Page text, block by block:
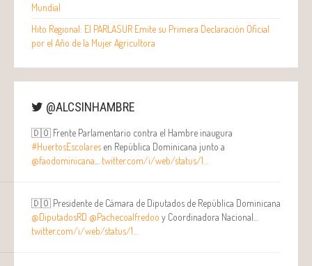
Mundial
Hito Regional: El PARLASUR Emite su Primera Declaración Oficial
por el Año de la Mujer Agricultora
@ALCSINHAMBRE
🇩🇴 Frente Parlamentario contra el Hambre inaugura
#HuertosEscolares en República Dominicana junto a
@faodominicana
twitter.com/i/web/status/1…
🇩🇴 Presidente de Cámara de Diputados de República Dominicana
@DiputadosRD @Pachecoalfredoo y Coordinadora Nacional…
twitter.com/i/web/status/1…